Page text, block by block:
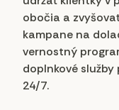
obočia a
kampane na
vernostný
doplnkové
24/7.